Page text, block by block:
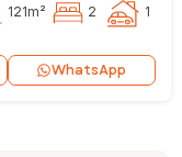
121m² 2 1
WhatsApp